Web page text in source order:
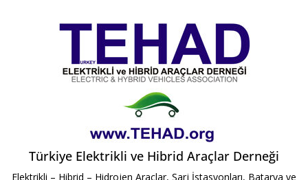
Türkiye Elektrikli ve Hibrid Araçlar Derneği
Elektrikli – Hibrid – Hidrojen Araçlar, Şarj İstasyonları, Batarya ve